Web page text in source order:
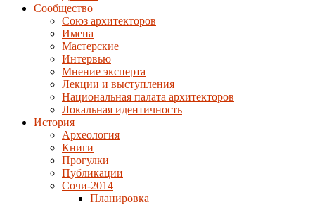
Сообщество
Союз архитекторов
Имена
Мастерские
Интервью
Мнение эксперта
Лекции и выступления
Национальная палата архитекторов
Локальная идентичность
История
Археология
Книги
Прогулки
Публикации
Сочи-2014
Планировка